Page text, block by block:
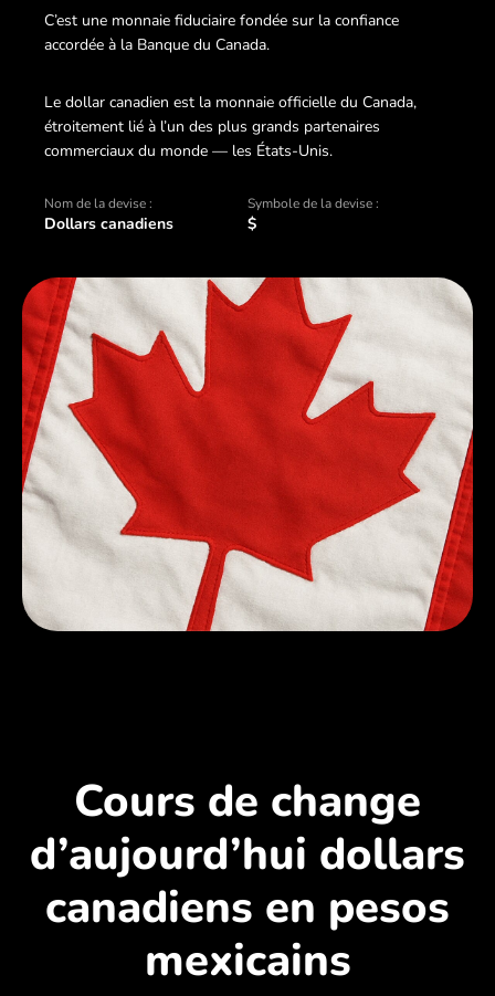
C’est une monnaie fiduciaire fondée sur la confiance
accordée à la Banque du Canada.
Le dollar canadien est la monnaie officielle du Canada,
étroitement lié à l’un des plus grands partenaires
commerciaux du monde — les États-Unis.
Nom de la devise :
Dollars canadiens
Symbole de la devise :
$
Cours de change
d’aujourd’hui dollars
canadiens en pesos
mexicains